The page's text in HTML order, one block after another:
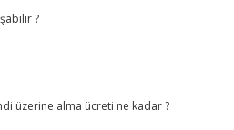
?
üzerine alma ücreti ne kadar ?